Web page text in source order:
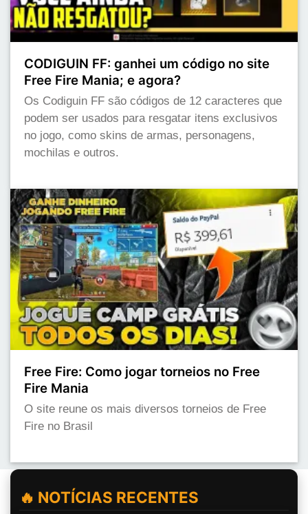
CODIGUIN FF: ganhei um código no site
Free Fire Mania; e agora?
Os Codiguin FF são códigos de 12 caracteres que
podem ser usados para resgatar itens exclusivos
no jogo, como skins de armas, personagens,
mochilas e outros.
Free Fire: Como jogar torneios no Free
Fire Mania
O site reune os mais diversos torneios de Free
Fire no Brasil
🔥 NOTÍCIAS RECENTES